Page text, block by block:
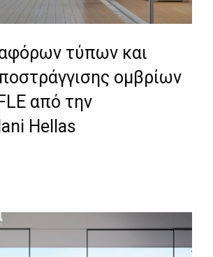
τύπων και
ομβρίων
από την
Hellas